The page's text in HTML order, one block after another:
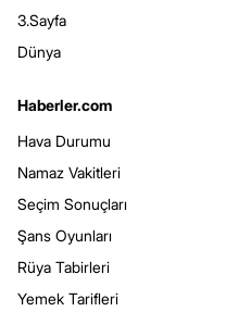
3.Sayfa
Dünya
Haberler.com
Hava Durumu
Namaz Vakitleri
Seçim Sonuçları
Şans Oyunları
Rüya Tabirleri
Yemek Tarifleri